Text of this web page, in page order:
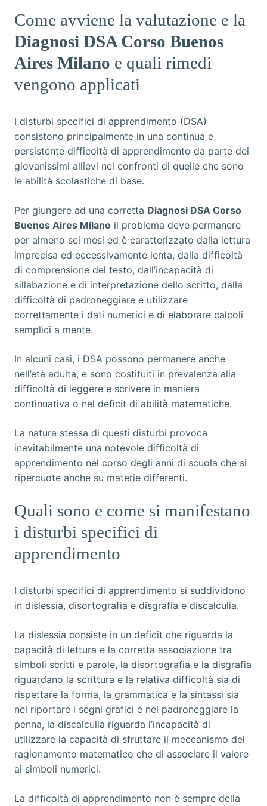
Come avviene la valutazione e la
Diagnosi DSA Corso Buenos
Aires Milano e quali rimedi
vengono applicati
I disturbi specifici di apprendimento (DSA)
consistono principalmente in una continua e
persistente difficoltà di apprendimento da parte dei
giovanissimi allievi nei confronti di quelle che sono
le abilità scolastiche di base.
Per giungere ad una corretta Diagnosi DSA Corso
Buenos Aires Milano il problema deve permanere
per almeno sei mesi ed è caratterizzato dalla lettura
imprecisa ed eccessivamente lenta, dalla difficoltà
di comprensione del testo, dall’incapacità di
sillabazione e di interpretazione dello scritto, dalla
difficoltà di padroneggiare e utilizzare
correttamente i dati numerici e di elaborare calcoli
semplici a mente.
In alcuni casi, i DSA possono permanere anche
nell’età adulta, e sono costituiti in prevalenza alla
difficoltà di leggere e scrivere in maniera
continuativa o nel deficit di abilità matematiche.
La natura stessa di questi disturbi provoca
inevitabilmente una notevole difficoltà di
apprendimento nel corso degli anni di scuola che si
ripercuote anche su materie differenti.
Quali sono e come si manifestano
i disturbi specifici di
apprendimento
I disturbi specifici di apprendimento si suddividono
in dislessia, disortografia e disgrafia e discalculia.
La dislessia consiste in un deficit che riguarda la
capacità di lettura e la corretta associazione tra
simboli scritti e parole, la disortografia e la disgrafia
riguardano la scrittura e la relativa difficoltà sia di
rispettare la forma, la grammatica e la sintassi sia
nel riportare i segni grafici e nel padroneggiare la
penna, la discalculia riguarda l’incapacità di
utilizzare la capacità di sfruttare il meccanismo del
ragionamento matematico che di associare il valore
ai simboli numerici.
La difficoltà di apprendimento non è sempre della